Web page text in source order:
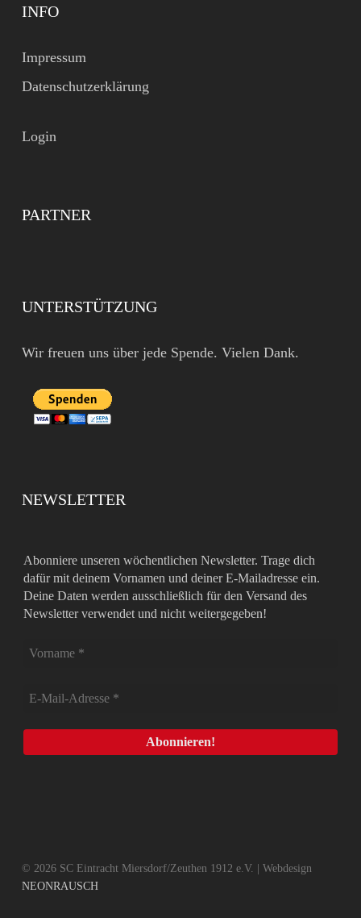
INFO
Impressum
Datenschutzerklärung
Login
PARTNER
UNTERSTÜTZUNG
Wir freuen uns über jede Spende. Vielen Dank.
NEWSLETTER
Abonniere unseren wöchentlichen Newsletter. Trage dich
dafür mit deinem Vornamen und deiner E-Mailadresse ein.
Deine Daten werden ausschließlich für den Versand des
Newsletter verwendet und nicht weitergegeben!
© 2026 SC Eintracht Miersdorf/Zeuthen 1912 e.V. | Webdesign
NEONRAUSCH